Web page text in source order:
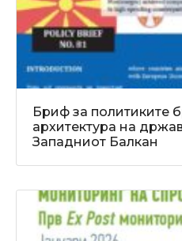
Бриф за политиките
архитектура на
Западниот Балкан